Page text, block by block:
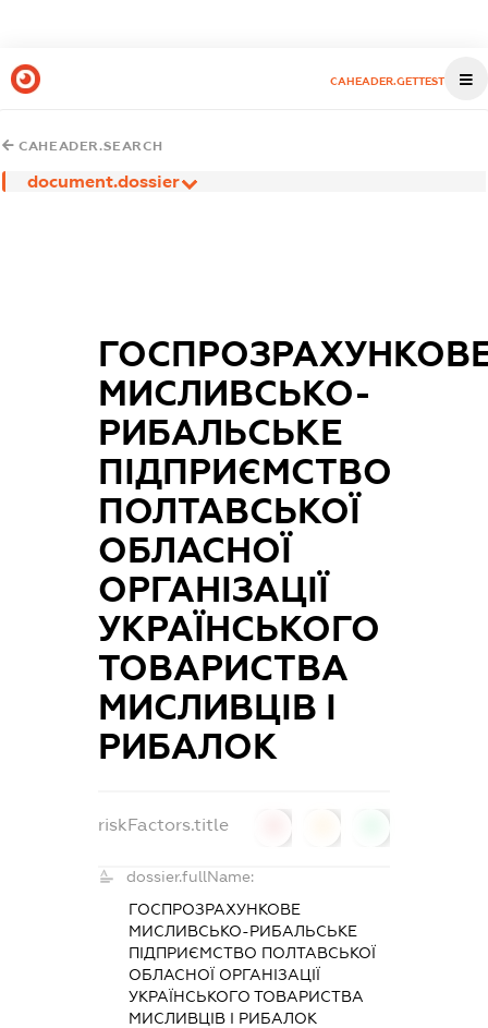
CAHEADER.GETTEST
CAHEADER.SEARCH
document.dossier
МИСЛИВСЬКО-
РИБАЛЬСЬКЕ
ПІДПРИЄМСТВО
ПОЛТАВСЬКОЇ
ОБЛАСНОЇ
ОРГАНІЗАЦІЇ
УКРАЇНСЬКОГО
ТОВАРИСТВА
МИСЛИВЦІВ І
РИБАЛОК
riskFactors.title
dossier.fullName:
ГОСПРОЗРАХУНКОВЕ
МИСЛИВСЬКО-РИБАЛЬСЬКЕ
ПІДПРИЄМСТВО ПОЛТАВСЬКОЇ
ОБЛАСНОЇ ОРГАНІЗАЦІЇ
УКРАЇНСЬКОГО ТОВАРИСТВА
МИСЛИВЦІВ І РИБАЛОК